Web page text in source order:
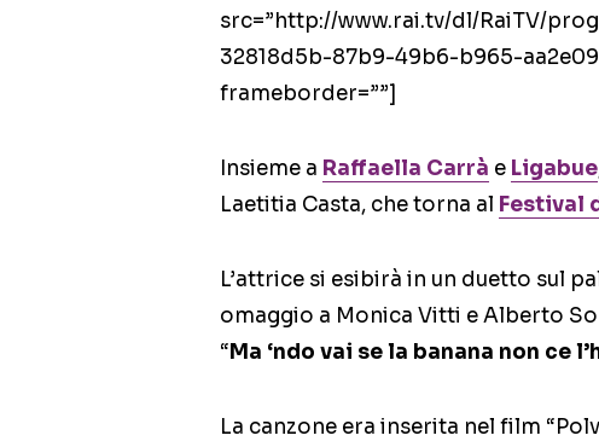
src=”http://www.rai.tv/dl/RaiTV/
32818d5b-87b9-49b6-b965-
frameborder=””]
Insieme a Raffaella Carrà e Ligabue
Laetitia Casta, che torna al Festival
L’attrice si esibirà in un duetto sul
omaggio a Monica Vitti e Alberto
“Ma ‘ndo vai se la banana non ce
La canzone era inserita nel film